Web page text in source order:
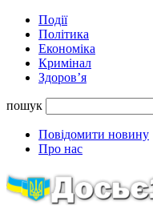
Події
Політика
Економіка
Кримінал
Здоров’я
пошук
Повідомити новину
Про нас